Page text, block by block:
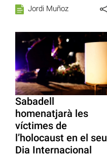
Jordi Muñoz
Sabadell
homenatjarà les
víctimes de
l’holocaust en el seu
Dia Internacional